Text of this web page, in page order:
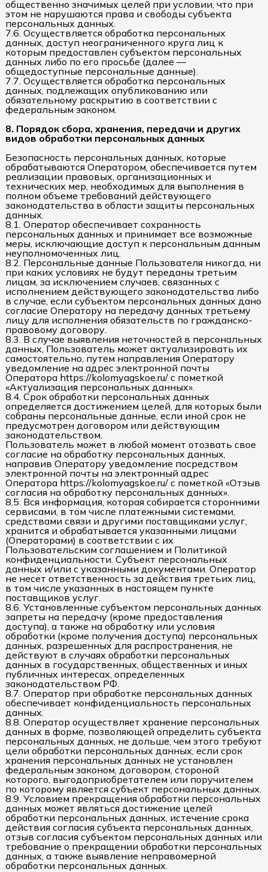
общественно значимых целей при условии, что при
этом не нарушаются права и свободы субъекта
персональных данных.
7.6. Осуществляется обработка персональных
данных, доступ неограниченного круга лиц к
которым предоставлен субъектом персональных
данных либо по его просьбе (далее —
общедоступные персональные данные).
7.7. Осуществляется обработка персональных
данных, подлежащих опубликованию или
обязательному раскрытию в соответствии с
федеральным законом.
8. Порядок сбора, хранения, передачи и других
видов обработки персональных данных
Безопасность персональных данных, которые
обрабатываются Оператором, обеспечивается путем
реализации правовых, организационных и
технических мер, необходимых для выполнения в
полном объеме требований действующего
законодательства в области защиты персональных
данных.
8.1. Оператор обеспечивает сохранность
персональных данных и принимает все возможные
меры, исключающие доступ к персональным данным
неуполномоченных лиц.
8.2. Персональные данные Пользователя никогда, ни
при каких условиях не будут переданы третьим
лицам, за исключением случаев, связанных с
исполнением действующего законодательства либо
в случае, если субъектом персональных данных дано
согласие Оператору на передачу данных третьему
лицу для исполнения обязательств по гражданско-
правовому договору.
8.3. В случае выявления неточностей в персональных
данных, Пользователь может актуализировать их
самостоятельно, путем направления Оператору
уведомление на адрес электронной почты
Оператора https://kolomyagskoe.ru/ с пометкой
«Актуализация персональных данных».
8.4. Срок обработки персональных данных
определяется достижением целей, для которых были
собраны персональные данные, если иной срок не
предусмотрен договором или действующим
законодательством.
Пользователь может в любой момент отозвать свое
согласие на обработку персональных данных,
направив Оператору уведомление посредством
электронной почты на электронный адрес
Оператора https://kolomyagskoe.ru/ с пометкой «Отзыв
согласия на обработку персональных данных».
8.5. Вся информация, которая собирается сторонними
сервисами, в том числе платежными системами,
средствами связи и другими поставщиками услуг,
хранится и обрабатывается указанными лицами
(Операторами) в соответствии с их
Пользовательским соглашением и Политикой
конфиденциальности. Субъект персональных
данных и/или с указанными документами. Оператор
не несет ответственность за действия третьих лиц,
в том числе указанных в настоящем пункте
поставщиков услуг.
8.6. Установленные субъектом персональных данных
запреты на передачу (кроме предоставления
доступа), а также на обработку или условия
обработки (кроме получения доступа) персональных
данных, разрешенных для распространения, не
действуют в случаях обработки персональных
данных в государственных, общественных и иных
публичных интересах, определенных
законодательством РФ.
8.7. Оператор при обработке персональных данных
обеспечивает конфиденциальность персональных
данных.
8.8. Оператор осуществляет хранение персональных
данных в форме, позволяющей определить субъекта
персональных данных, не дольше, чем этого требуют
цели обработки персональных данных, если срок
хранения персональных данных не установлен
федеральным законом, договором, стороной
которого, выгодоприобретателем или поручителем
по которому является субъект персональных данных.
8.9. Условием прекращения обработки персональных
данных может являться достижение целей
обработки персональных данных, истечение срока
действия согласия субъекта персональных данных,
отзыв согласия субъектом персональных данных или
требование о прекращении обработки персональных
данных, а также выявление неправомерной
обработки персональных данных.